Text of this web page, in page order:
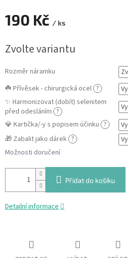
190 Kč / ks
cena:
Zvolte variantu
Rozměr náramku
☘️ Přívěsek - chirurgická ocel ?
✨ Harmonizovat (dobít) selenitem
před odesláním ?
💎 Kartička/-y s popisem účinku ?
🎁 Zabalit jako dárek ?
Možnosti doručení
Přidat do košíku
Detailní informace